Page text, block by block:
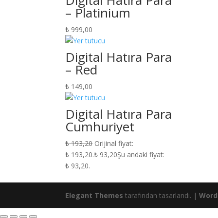
– Platinium
₺ 999,00
Digital Hatıra Para
– Red
₺ 149,00
Digital Hatıra Para
Cumhuriyet
₺193,20 Orijinal fiyat:
₺ 193,20.₺ 93,20Şu andaki fiyat:
₺ 93,20.
Elegant Themes tarafından tasarlandı. |